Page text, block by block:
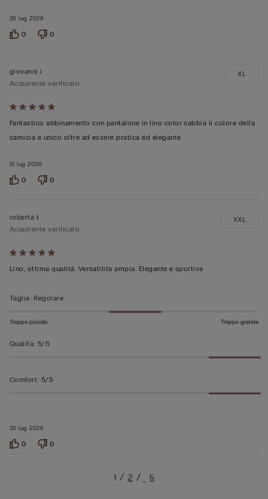
26 lug 2026
0 0
Valutato
5
su
21 lug 2026
giovanni i
Acquirente verificato
Fantastico abbinamento con pantalone in lino color sabbia il colore della
camicia è unico oltre ad essere pratica ed elegante
XL
0 0
Valutato
5
5
20 lug 2026
roberta t
Acquirente verificato
Lino, ottima qualità. Versatilità ampia. Elegante e sportiva
XXL
Taglia: Regolare
Troppo piccola Troppo grande
Qualità: 5/5
Comfort: 5/5
0 0
1 2 … 5